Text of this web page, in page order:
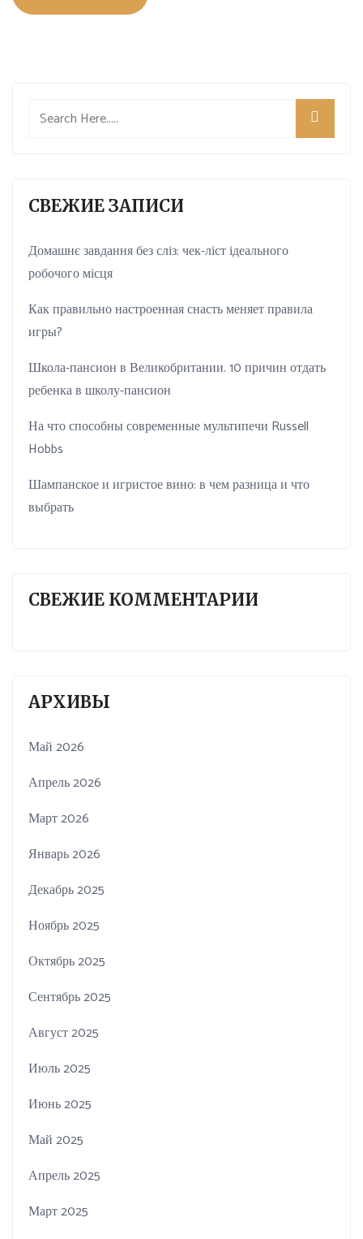
СВЕЖИЕ ЗАПИСИ
Домашнє завдання без сліз: чек-ліст ідеального
робочого місця
Как правильно настроенная снасть меняет правила
игры?
Школа-пансион в Великобритании. 10 причин отдать
ребенка в школу-пансион
На что способны современные мультипечи Russell
Hobbs
Шампанское и игристое вино: в чем разница и что
выбрать
СВЕЖИЕ КОММЕНТАРИИ
АРХИВЫ
Май 2026
Апрель 2026
Март 2026
Январь 2026
Декабрь 2025
Ноябрь 2025
Октябрь 2025
Сентябрь 2025
Август 2025
Июль 2025
Июнь 2025
Май 2025
Апрель 2025
Март 2025